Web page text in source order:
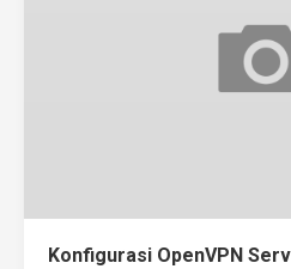
Konfigurasi OpenVPN